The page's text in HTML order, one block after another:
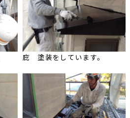
庇 塗装をしています。